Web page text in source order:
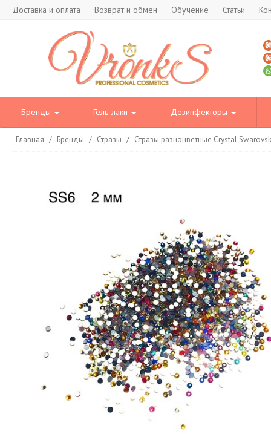
Доставка и оплата Возврат и обмен Обучение Статьи
Бренды Гель-лаки Дезинфекторы
Главная / Бренды / Стразы / Стразы разноцветные Crystal